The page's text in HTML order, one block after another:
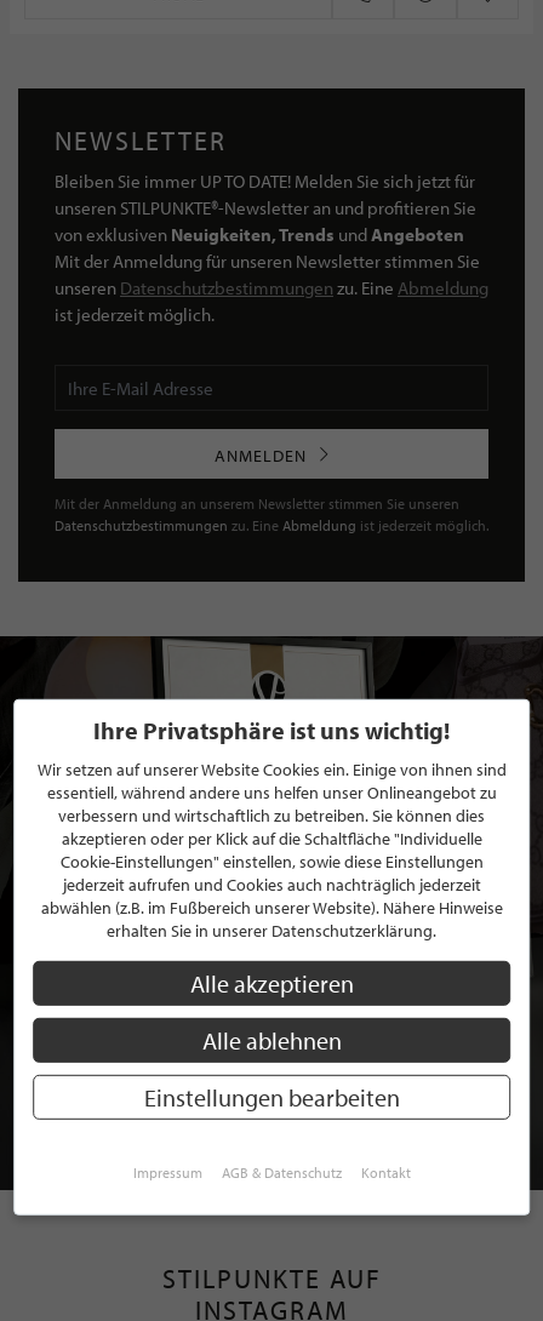
NEWSLETTER
Bleiben Sie immer UP TO DATE! Melden Sie sich jetzt für
unseren STILPUNKTE®-Newsletter an und profitieren Sie
von exklusiven Neuigkeiten, Trends undAngeboten
Mit der Anmeldung für unseren Newsletter stimmen Sie
unseren Datenschutzbestimmungen zu. Eine Abmeldung
ist jederzeit möglich.
ANMELDEN
Mit der Anmeldung an unserem Newsletter stimmen Sie unseren
Datenschutzbestimmungen zu. Eine Abmeldung ist jederzeit möglich.
BEWERBEN SIE SICH FÜR EINE GRATIS
MITGLIEDSCHAFT BEI STILPUNKTE®
STILPUNKTE AUF
INSTAGRAM
Ihre Privatsphäre ist uns wichtig!
Wir setzen auf unserer Website Cookies ein. Einige von ihnen sind
essentiell, während andere uns helfen unser Onlineangebot zu
verbessern und wirtschaftlich zu betreiben. Sie können dies
akzeptieren oder per Klick auf die Schaltfläche "Individuelle
Cookie-Einstellungen" einstellen, sowie diese Einstellungen
jederzeit aufrufen und Cookies auch nachträglich jederzeit
abwählen (z.B. im Fußbereich unserer Website). Nähere Hinweise
erhalten Sie in unserer Datenschutzerklärung.
Alle akzeptieren
Alle ablehnen
Einstellungen bearbeiten
Impressum AGB & Datenschutz Kontakt